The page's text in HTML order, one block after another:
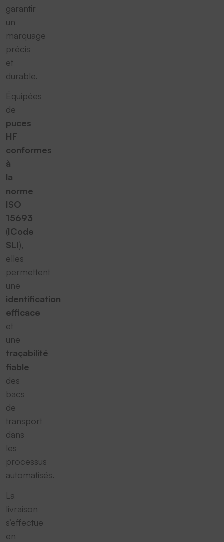
garantir
un
marquage
précis
et
durable.
Équipées
de
puces
HF
conformes
à
la
norme
ISO
15693
(ICode
SLI),
elles
permettent
une
identification
efficace
et
une
traçabilité
fiable
des
bacs
de
transport
dans
les
processus
automatisés.
La
livraison
s’effectue
en